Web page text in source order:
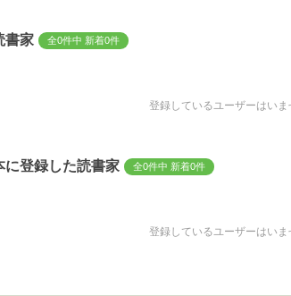
書家 全0件中 新着0件
登録しているユーザーはいま
に登録した読書家 全0件中 新着0件
登録しているユーザーはいま